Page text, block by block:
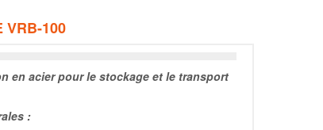
VRB-100
en acier pour le stockage et le transport
: